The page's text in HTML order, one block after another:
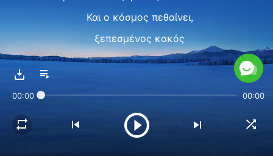
Και ο κόσμος πεθαίνει,
ξεπεσμένος κακός
και κραυγάζει να έρθει ξανά
και ένα τέλος
00:00 00:00